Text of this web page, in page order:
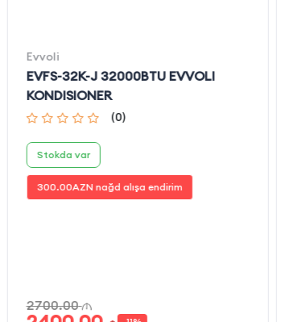
Evvoli
EVFS-32K-J 32000BTU EVVOLI
KONDISIONER
(0)
Stokda var
300.00AZN nağd alışa endirim
2700.00